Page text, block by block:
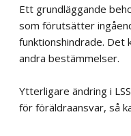
Ett grundläggande
som förutsätter
funktionshindrade.
andra bestämmelser.
Ytterligare ändring i
för föräldraansvar, så